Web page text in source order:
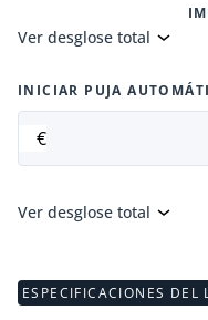
Ver desglose total
INICIAR PUJA
€
Ver desglose total
ESPECIFICACIONES DEL